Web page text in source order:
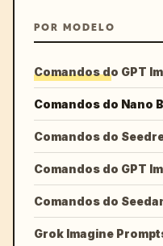
POR MODELO
Comandos do GPT
Comandos do Nano
Comandos do
Comandos do GPT
Comandos do
Grok Imagine